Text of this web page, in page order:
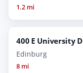
1.2 mi
400 E University
Edinburg
8 mi